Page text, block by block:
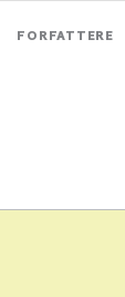
FORFATTERE